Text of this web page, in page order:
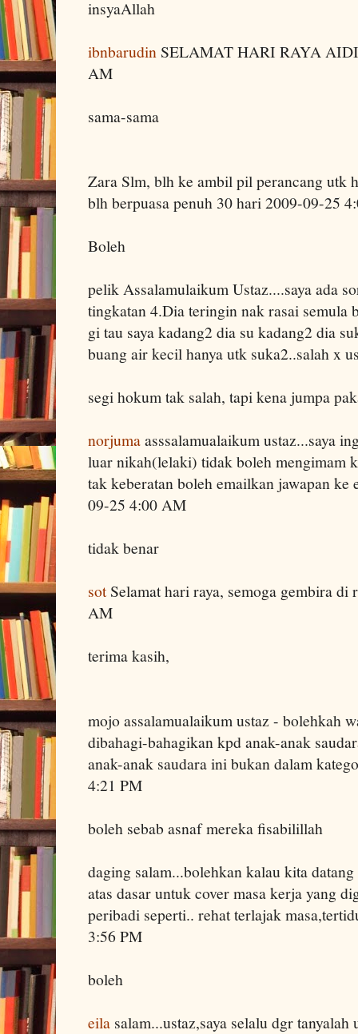
insyaAllah
ibnbarudinSELAMAT HARI RAYA
AM
sama-sama
Zara Slm, blh ke ambil pil perancang utk
blh berpuasa penuh 30 hari 2009-09-25
Boleh
pelik Assalamulaikum Ustaz....saya ada
tingkatan 4.Dia teringin nak rasai semula
gi tau saya kadang2 dia su kadang2 dia
buang air kecil hanya utk suka2..salah x
segi hokum tak salah, tapi kena jumpa
norjumaasssalamualaikum ustaz...saya
luar nikah(lelaki) tidak boleh mengimam
tak keberatan boleh emailkan jawapan ke
09-25 4:00 AM
tidak benar
sotSelamat hari raya, semoga gembira di
AM
terima kasih,
mojo assalamualaikum ustaz - bolehkah
dibahagi-bahagikan kpd anak-anak
anak-anak saudara ini bukan dalam
4:21 PM
boleh sebab asnaf mereka fisabilillah
daging salam...bolehkan kalau kita
atas dasar untuk cover masa kerja yang
peribadi seperti.. rehat terlajak
3:56 PM
boleh
eila salam...ustaz,saya selalu dgr